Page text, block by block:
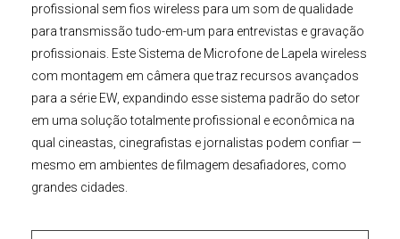
profissional sem fios wireless para um som de qualidade
para transmissão tudo-em-um para entrevistas e gravação
profissionais. Este Sistema de Microfone de Lapela wireless
com montagem em câmera que traz recursos avançados
para a série EW, expandindo esse sistema padrão do setor
em uma solução totalmente profissional e econômica na
qual cineastas, cinegrafistas e jornalistas podem confiar —
mesmo em ambientes de filmagem desafiadores, como
grandes cidades.
EsteSistema Microfone WirelessEW 500 FILM G4combina